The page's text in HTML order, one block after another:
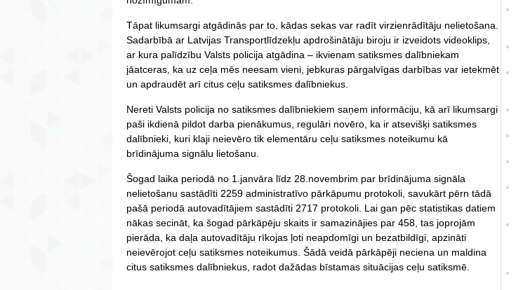
Tāpat likumsargi atgādinās par to, kādas sekas var radīt virzienrādītāju nelietošana.
Sadarbībā ar Latvijas Transportlīdzekļu apdrošinātāju biroju ir izveidots videoklips,
ar kura palīdzību Valsts policija atgādina – ikvienam satiksmes dalībniekam
jāatceras, ka uz ceļa mēs neesam vieni, jebkuras pārgalvīgas darbības var ietekmēt
un apdraudēt arī citus ceļu satiksmes dalībniekus.
Nereti Valsts policija no satiksmes dalībniekiem saņem informāciju, kā arī likumsargi
paši ikdienā pildot darba pienākumus, regulāri novēro, ka ir atsevišķi satiksmes
dalībnieki, kuri klaji neievēro tik elementāru ceļu satiksmes noteikumu kā
brīdinājuma signālu lietošanu.
Šogad laika periodā no 1.janvāra līdz 28.novembrim par brīdinājuma signāla
nelietošanu sastādīti 2259 administratīvo pārkāpumu protokoli, savukārt pērn tādā
pašā periodā autovadītājiem sastādīti 2717 protokoli. Lai gan pēc statistikas datiem
nākas secināt, ka šogad pārkāpēju skaits ir samazinājies par 458, tas joprojām
pierāda, ka daļa autovadītāju rīkojas ļoti neapdomīgi un bezatbildīgi, apzināti
neievērojot ceļu satiksmes noteikumus. Šādā veidā pārkāpēji neciena un maldina
citus satiksmes dalībniekus, radot dažādas bīstamas situācijas ceļu satiksmē.